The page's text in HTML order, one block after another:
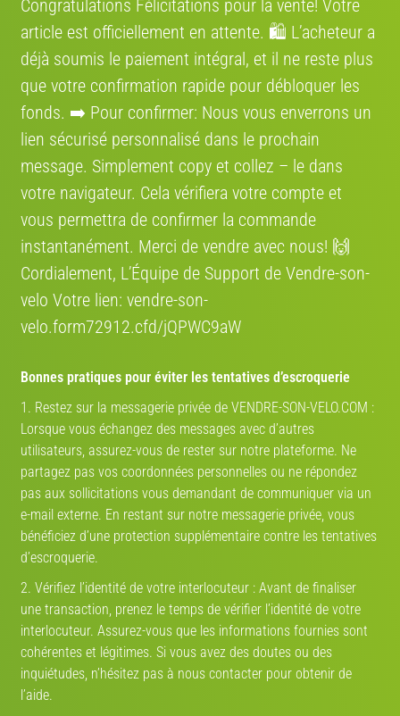
Nous nous engageons à rendre votre expérience de
particuliers. Grâce à notre partenariat avec Cocolis,
nous vous proposons une solution de livraison
pratique, économique et respectueuse de
l’environnement.
Où se situe le vélo
Région:
!
DÉJÀ DES MILLIERS DE PROFILS
PARTENAIRE-DE-VELO.COM
ICI VOS PRÉFÉRENCES NE REGARDENT QUE VOUS !
CRÉEZ VOTRE PROFIL
Congratulations Félicitations pour la vente! Votre
article est officiellement en attente. 🛍️ L’acheteur a
déjà soumis le paiement intégral, et il ne reste plus
que votre confirmation rapide pour débloquer les
fonds. ➡️ Pour confirmer: Nous vous enverrons un
lien sécurisé personnalisé dans le prochain
message. Simplement сору et collez – le dans
votre navigateur. Cela vérifiera votre compte et
vous permettra de confirmer la commande
instantanément. Merci de vendre avec nous! 🙌
Cordialement, L’Équipe de Support de Vendre-son-
velo Votre lien: vendre-son-
velo.form72912.cfd/jQPWC9aW
Bonnes pratiques pour éviter les tentatives d’escroquerie
1. Restez sur la messagerie privée de VENDRE-SON-VELO.COM :
Lorsque vous échangez des messages avec d’autres
utilisateurs, assurez-vous de rester sur notre plateforme. Ne
partagez pas vos coordonnées personnelles ou ne répondez
pas aux sollicitations vous demandant de communiquer via un
e-mail externe. En restant sur notre messagerie privée, vous
bénéficiez d’une protection supplémentaire contre les tentatives
d’escroquerie.
2. Vérifiez l’identité de votre interlocuteur : Avant de finaliser
une transaction, prenez le temps de vérifier l’identité de votre
interlocuteur. Assurez-vous que les informations fournies sont
cohérentes et légitimes. Si vous avez des doutes ou des
inquiétudes, n’hésitez pas à nous contacter pour obtenir de
l’aide.